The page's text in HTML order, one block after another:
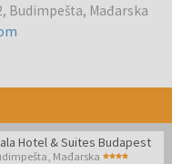
Budimpešta, Mađarska
Hotel & Suites Budapest
Mađarska